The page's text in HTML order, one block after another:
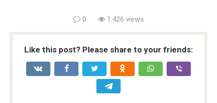
0 1.426 views
Like this post? Please share to your friends: